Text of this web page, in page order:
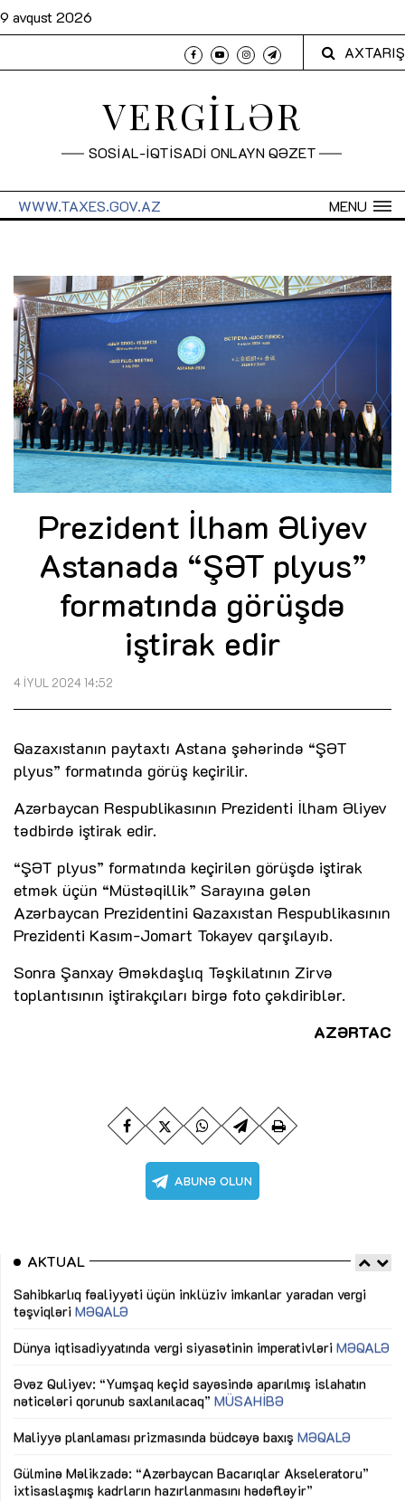
9 avqust 2026
AXTARIŞ
VERGİLƏR
SOSİAL-İQTİSADİ ONLAYN QƏZET
MENU
WWW.TAXES.GOV.AZ
Prezident İlham Əliyev
Astanada “ŞƏT plyus”
formatında görüşdə
iştirak edir
4 İYUL 2024 14:52
Qazaxıstanın paytaxtı Astana şəhərində “ŞƏT
plyus” formatında görüş keçirilir.
Azərbaycan Respublikasının Prezidenti İlham Əliyev
tədbirdə iştirak edir.
“ŞƏT plyus” formatında keçirilən görüşdə iştirak
etmək üçün “Müstəqillik” Sarayına gələn
Azərbaycan Prezidentini Qazaxıstan Respublikasının
Prezidenti Kasım-Jomart Tokayev qarşılayıb.
Sonra Şanxay Əməkdaşlıq Təşkilatının Zirvə
toplantısının iştirakçıları birgə foto çəkdiriblər.
AZƏRTAC
AKTUAL
Sahibkarlıq fəaliyyəti üçün inklüziv imkanlar yaradan vergi
təşviqləri MƏQALƏ
Dünya iqtisadiyyatında vergi siyasətinin imperativləri MƏQALƏ
Əvəz Quliyev: “Yumşaq keçid sayəsində aparılmış islahatın
nəticələri qorunub saxlanılacaq” MÜSAHİBƏ
Maliyyə planlaması prizmasında büdcəyə baxış MƏQALƏ
Gülminə Məlikzadə: “Azərbaycan Bacarıqlar Akseleratoru”
ixtisaslaşmış kadrların hazırlanmasını hədəfləyir”